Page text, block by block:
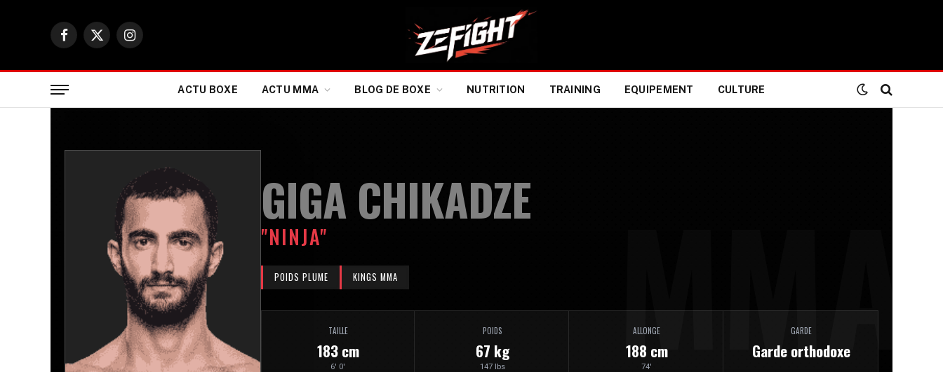
Facebook
X
Instagram
ACTU BOXE ACTU MMA BLOG DE BOXE NUTRITION TRAINING EQUIPEMENT CULTURE
GIGA CHIKADZE
"NINJA"
POIDS PLUME KINGS MMA
TAILLE
183 cm
6' 0'
POIDS
67 kg
147 lbs
ALLONGE
188 cm
74'
GARDE
Garde orthodoxe